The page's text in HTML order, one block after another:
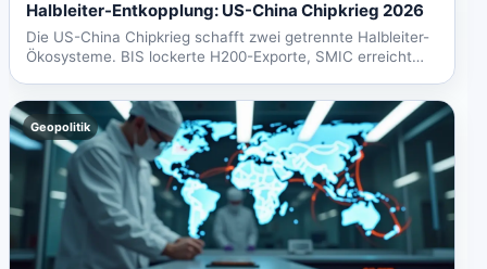
Halbleiter-Entkopplung: US-China Chipkrieg 2026
Die US-China Chipkrieg schafft zwei getrennte Halbleiter-
Ökosysteme. BIS lockerte H200-Exporte, SMIC erreicht
Geopolitik